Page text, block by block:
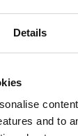
Details
and to
lub